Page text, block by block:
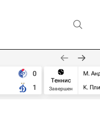
0
1
Теннис
Завершен
М.
К.